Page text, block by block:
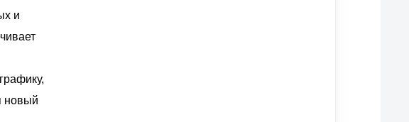
и
новый